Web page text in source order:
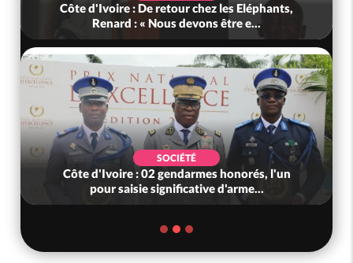
Côte d'Ivoire : De retour chez les Eléphants,
Renard : « Nous devons être e...
SOCIÉTÉ
Côte d'Ivoire : 02 gendarmes honorés, l'un
pour saisie significative d'arme...